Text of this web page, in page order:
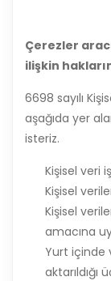
Çerezler
ilişkin
6698 sayılı
aşağıda yer
isteriz.
Kişisel veri
Kişisel
Kişisel
amacına
Yurt içinde
aktarıldığı